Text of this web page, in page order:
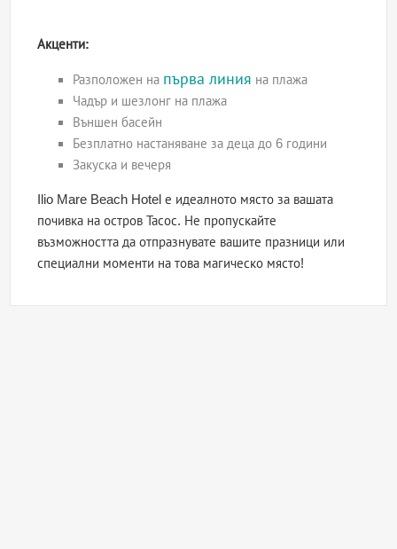
Акценти:
Разположен на първа линия на плажа
Чадър и шезлонг на плажа
Външен басейн
Безплатно настаняване за деца до 6 години
Закуска и вечеря
Ilio Mare Beach Hotel е идеалното място за вашата
почивка на остров Тасос. Не пропускайте
възможността да отпразнувате вашите празници или
специални моменти на това магическо място!